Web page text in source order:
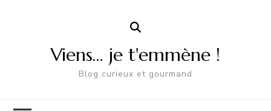
Viens… je t'emmène !
Blog curieux et gourmand